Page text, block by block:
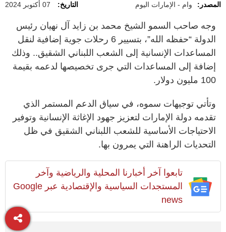
المصدر: وام - الإمارات اليوم التاريخ: 07 أكتوبر 2024
وجه صاحب السمو الشيخ محمد بن زايد آل نهيان رئيس
الدولة “حفظه الله”، بتسيير 6 رحلات جوية إضافية لنقل
المساعدات الإنسانية إلى الشعب اللبناني الشقيق.. وذلك
إضافة إلى المساعدات التي جرى تخصيصها لدعمه بقيمة
100 مليون دولار.
وتأتي توجيهات سموه، في سياق الدعم المستمر الذي
تقدمه دولة الإمارات لتعزيز جهود الإغاثة الإنسانية وتوفير
الاحتياجات الأساسية للشعب اللبناني الشقيق في ظل
التحديات الراهنة التي يمرون بها.
تابعوا آخر أخبارنا المحلية والرياضية وآخر
المستجدات السياسية والإقتصادية عبر Google
news